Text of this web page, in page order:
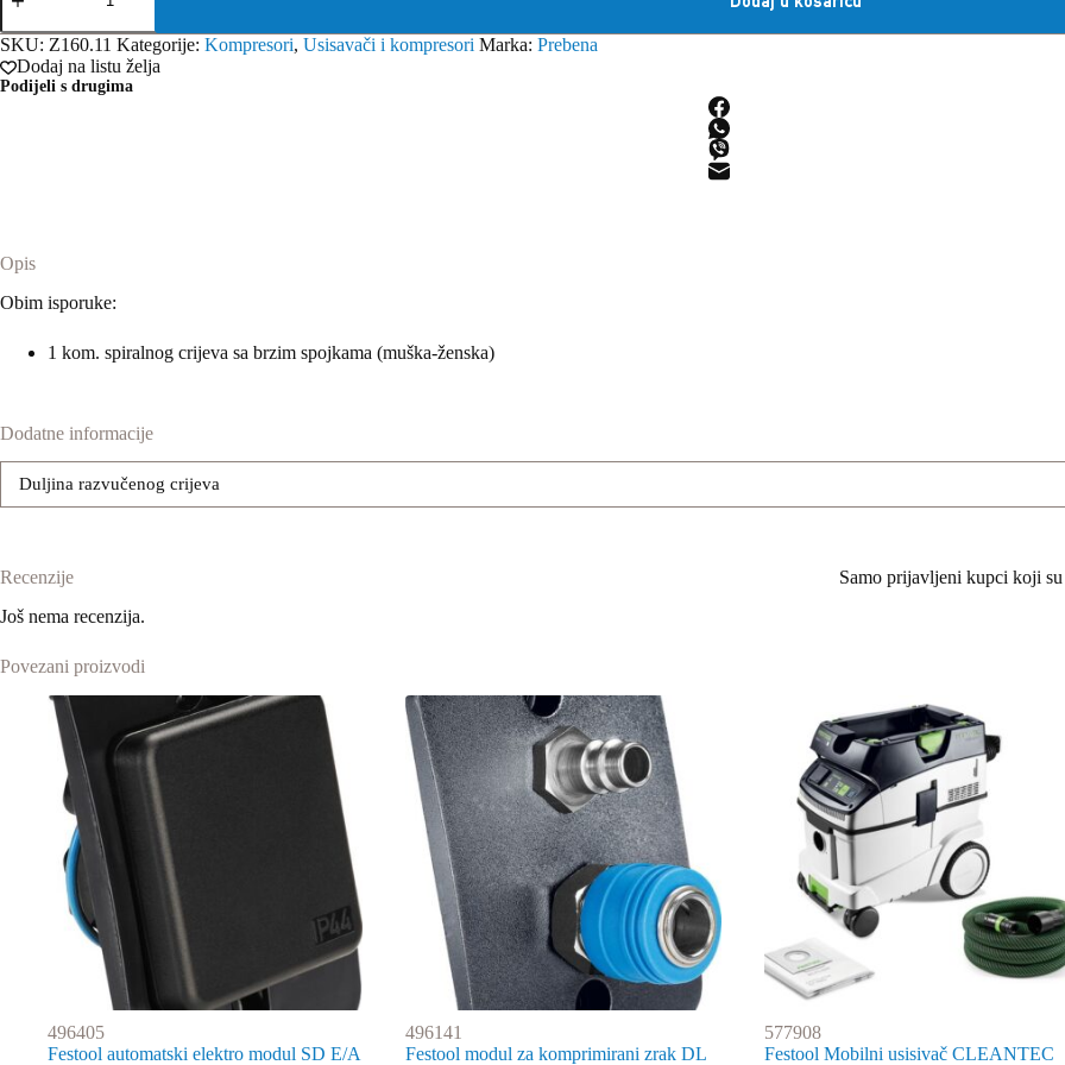
za
komprimirani
zrak
Z160.11
SKU: Z160.11 Kategorije: Kompresori, Usisavači i kompresori Marka: Prebena
Dodaj na listu želja
Podijeli s drugima
Opis
Obim isporuke:
1 kom. spiralnog crijeva sa brzim spojkama (muška-ženska)
Dodatne informacije
Duljina razvučenog crijeva
Recenzije
Još nema recenzija.
Samo prijavljeni kupci koji
Povezani proizvodi
496405
Festool automatski elektro modul SD E/A
496141
Festool modul za komprimirani zrak DL
577908
Festool Mobilni usisivač CLEANTEC